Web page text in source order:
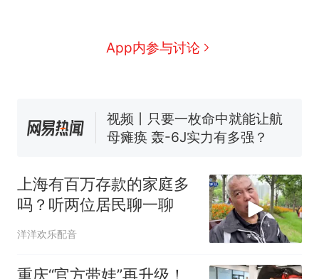
App内参与讨论
新 全球唯一没有法定首都的国
家，刚改国名，总统就邀请中
了……
视频丨只要一枚命中就能让航
母瘫痪 轰-6J实力有多强？
电力部门回应
台风"白海豚"登陆 中心附近最
大风力14级
十多万人报名的考试，成绩
上海有百万存款的家庭多
吗？听两位居民聊一聊
洋洋欢乐配音
重庆“官方带娃”再升级！